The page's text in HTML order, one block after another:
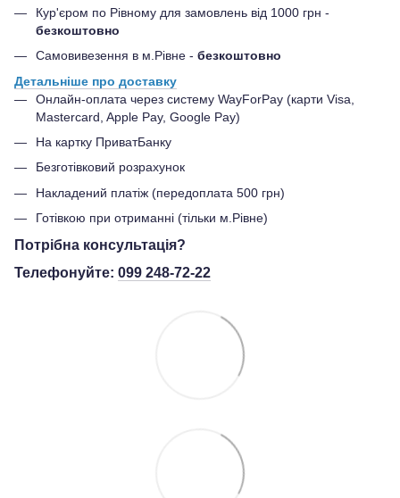
Кур'єром по Рівному для замовлень від 1000 грн -
безкоштовно
Самовивезення в м.Рівне - безкоштовно
Детальніше про доставку
Онлайн-оплата через систему WayForPay (карти Visa,
Mastercard, Apple Pay, Google Pay)
На картку ПриватБанку
Безготівковий розрахунок
Накладений платіж (передоплата 500 грн)
Готівкою при отриманні (тільки м.Рівне)
Потрібна консультація?
Телефонуйте: 099 248-72-22